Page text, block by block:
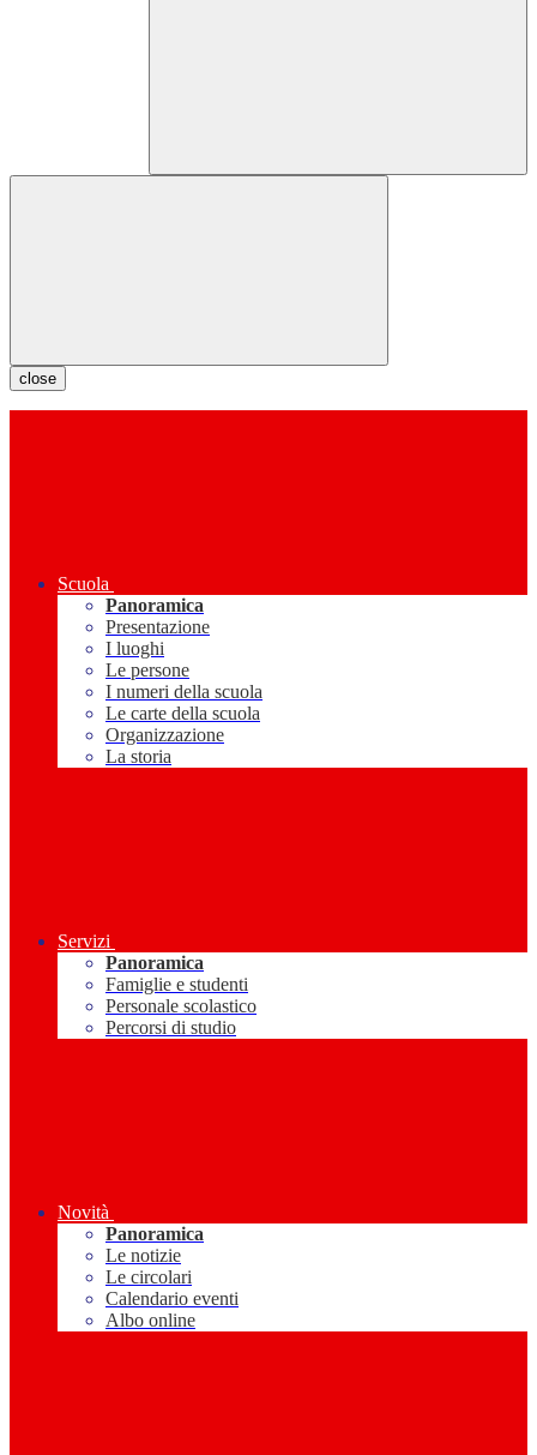
close
Scuola
Panoramica
Presentazione
I luoghi
Le persone
I numeri della scuola
Le carte della scuola
Organizzazione
La storia
Servizi
Panoramica
Famiglie e studenti
Personale scolastico
Percorsi di studio
Novità
Panoramica
Le notizie
Le circolari
Calendario eventi
Albo online